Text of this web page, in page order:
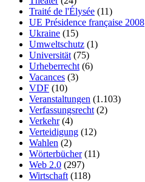
Traité de l'Élysée (11)
UE Présidence française 2008
Ukraine (15)
Umweltschutz (1)
Universität (75)
Urheberrecht (6)
Vacances (3)
VDF (10)
Veranstaltungen (1.103)
Verfassungsrecht (2)
Verkehr(4)
Verteidigung (12)
Wahlen (2)
Wörterbücher(11)
Web 2.0 (297)
Wirtschaft (118)